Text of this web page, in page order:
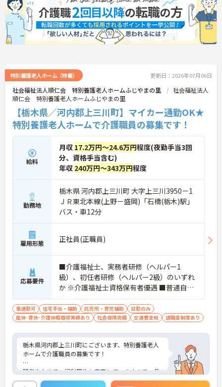
特別養護老人ホーム（特養） 更新日：2026年07月06日
社会福祉法人順仁会 特別養護老人ホームふじやまの里
社会福祉法人
順仁会 特別養護老人ホームふじやまの里
【栃木県／河内郡上三川町】マイカー通勤OK★
特別養護老人ホームで介護職員の募集です！
給料
月収 17.2万円～24.6万円程度(夜勤手当3回
分、資格手当含む)
年収 240万円～343万円程度
勤務地
栃木県 河内郡上三川町 大字上三川3950－1
ＪＲ東北本線(上野－盛岡)「石橋(栃木)駅」
バス・車12分
雇用形態 正社員(正職員)
応募要件
■介護福祉士、実務者研修（ヘルパー1
級）、初任者研修（ヘルパー2級）のいずれ
か ※介護福祉士資格保有者優遇 ■普通自動
車運転免許(AT限定可)
車通勤可 住宅手当・補助 託児所・育児補助
日勤のみ
産休･育休･介護休暇取得実績あり
社会保険完備 交通費支給 退職金制度あり
栃木県河内郡上三川町にございます、特別養護老人
ホームで介護職員の募集です！
残業少なめで、福利厚生も充実していますので、長
く続けられる環境です。